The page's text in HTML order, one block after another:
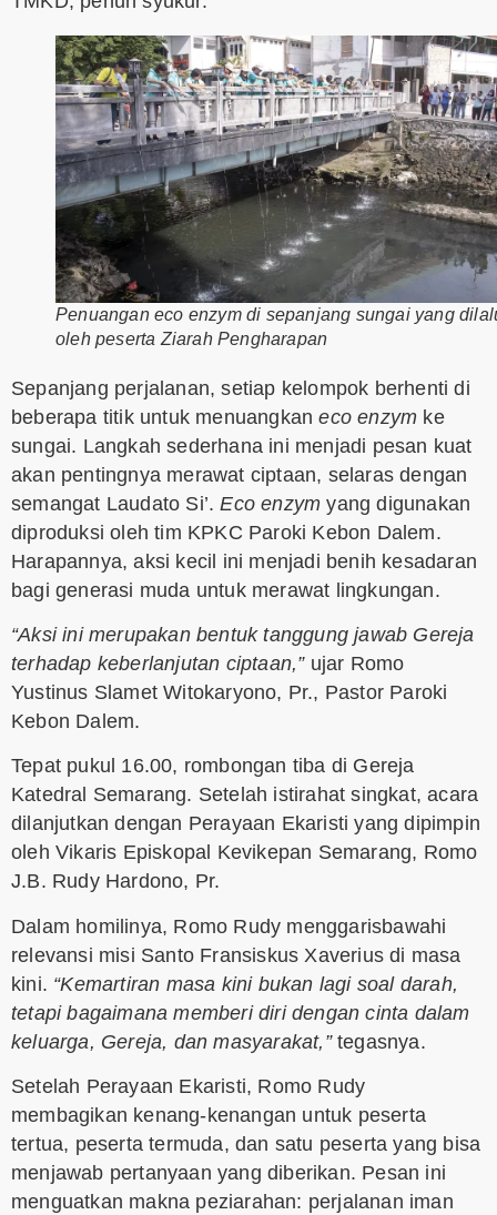
Penuangan eco enzym di sepanjang sungai yang
oleh peserta Ziarah Pengharapan
Sepanjang perjalanan, setiap kelompok berhenti di
beberapa titik untuk menuangkaneco enzym ke
sungai. Langkah sederhana ini menjadi pesan kuat
akan pentingnya merawat ciptaan, selaras dengan
semangat Laudato Si’.Eco enzym yang digunakan
diproduksi oleh tim KPKC Paroki Kebon Dalem.
Harapannya, aksi kecil ini menjadi benih kesadaran
bagi generasi muda untuk merawat lingkungan.
“Aksi ini merupakan bentuk tanggung jawab Gereja
terhadap keberlanjutan ciptaan,”ujar Romo
Yustinus Slamet Witokaryono, Pr., Pastor Paroki
Kebon Dalem.
Tepat pukul 16.00, rombongan tiba di Gereja
Katedral Semarang. Setelah istirahat singkat, acara
dilanjutkan dengan Perayaan Ekaristi yang dipimpin
oleh Vikaris Episkopal Kevikepan Semarang, Romo
J.B. Rudy Hardono, Pr.
Dalam homilinya, Romo Rudy menggarisbawahi
relevansi misi Santo Fransiskus Xaverius di masa
kini. “Kemartiran masa kini bukan lagi soal darah,
tetapi bagaimana memberi diri dengan cinta dalam
keluarga, Gereja, dan masyarakat,”tegasnya.
Setelah Perayaan Ekaristi, Romo Rudy
membagikan kenang-kenangan untuk peserta
tertua, peserta termuda, dan satu peserta yang bisa
menjawab pertanyaan yang diberikan. Pesan ini
menguatkan makna peziarahan: perjalanan iman